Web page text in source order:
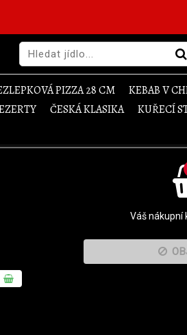
PIZZA 28 CM
KEBAB V
ČESKÁ KLASIKA
KUŘECÍ
Váš nákupní